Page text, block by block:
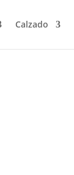
Calzado